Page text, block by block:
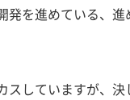
発を進めている、
していますが、